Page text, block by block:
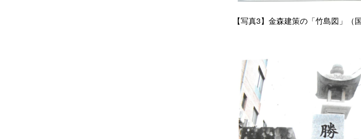
【写真3】金森建策の「竹島図」（